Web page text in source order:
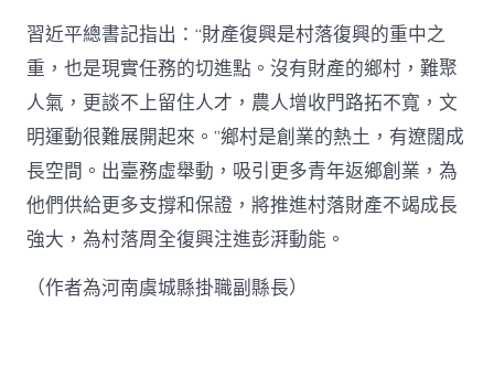
習近平總書記指出：“財產復興是村落復興的重中之
重，也是現實任務的切進點。沒有財產的鄉村，難聚
人氣，更談不上留住人才，農人增收門路拓不寬，文
明運動很難展開起來。”鄉村是創業的熱土，有遼闊成
長空間。出臺務虛舉動，吸引更多青年返鄉創業，為
他們供給更多支撐和保證，將推進村落財產不竭成長
強大，為村落周全復興注進彭湃動能。
（作者為河南虞城縣掛職副縣長）